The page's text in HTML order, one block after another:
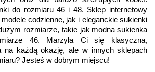
do rozmiaru 46 i 48. Sklep internetowy
codzienne, jak i eleganckie sukienki
rozmiarze, takie jak modna sukienka
46. Marzyła Ci się klasyczna,
na każdą okazję, ale w innych sklepach
Jesteś w dobrym miejscu!